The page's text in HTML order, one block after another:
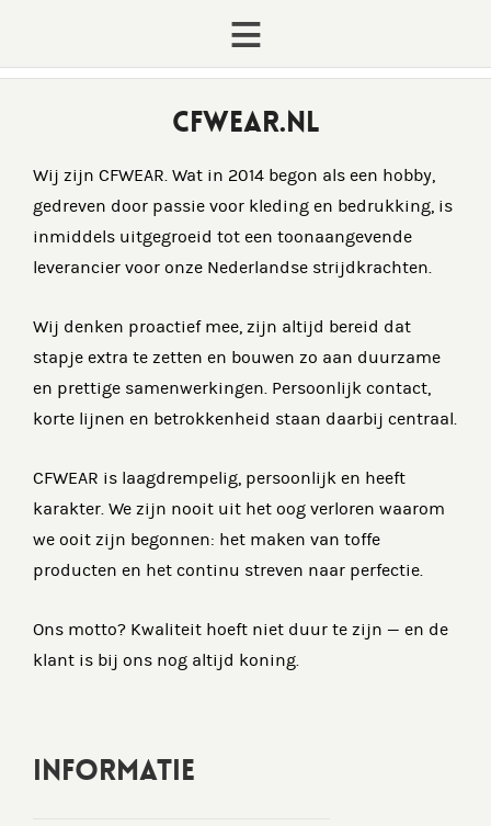
CFWEAR.NL
Wij zijn CFWEAR. Wat in 2014 begon als een hobby,
gedreven door passie voor kleding en bedrukking, is
inmiddels uitgegroeid tot een toonaangevende
leverancier voor onze Nederlandse strijdkrachten.
Wij denken proactief mee, zijn altijd bereid dat
stapje extra te zetten en bouwen zo aan duurzame
en prettige samenwerkingen. Persoonlijk contact,
korte lijnen en betrokkenheid staan daarbij centraal.
CFWEAR is laagdrempelig, persoonlijk en heeft
karakter. We zijn nooit uit het oog verloren waarom
we ooit zijn begonnen: het maken van toffe
producten en het continu streven naar perfectie.
Ons motto? Kwaliteit hoeft niet duur te zijn — en de
klant is bij ons nog altijd koning.
INFORMATIE